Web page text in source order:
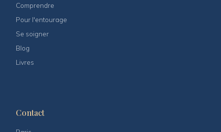
Comprendre
Pour l'entourage
Se soigner
Blog
Livres
Contact